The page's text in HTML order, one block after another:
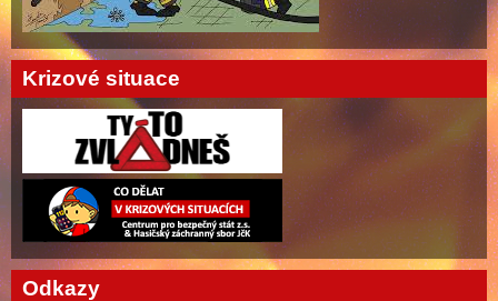
Krizové situace
Odkazy